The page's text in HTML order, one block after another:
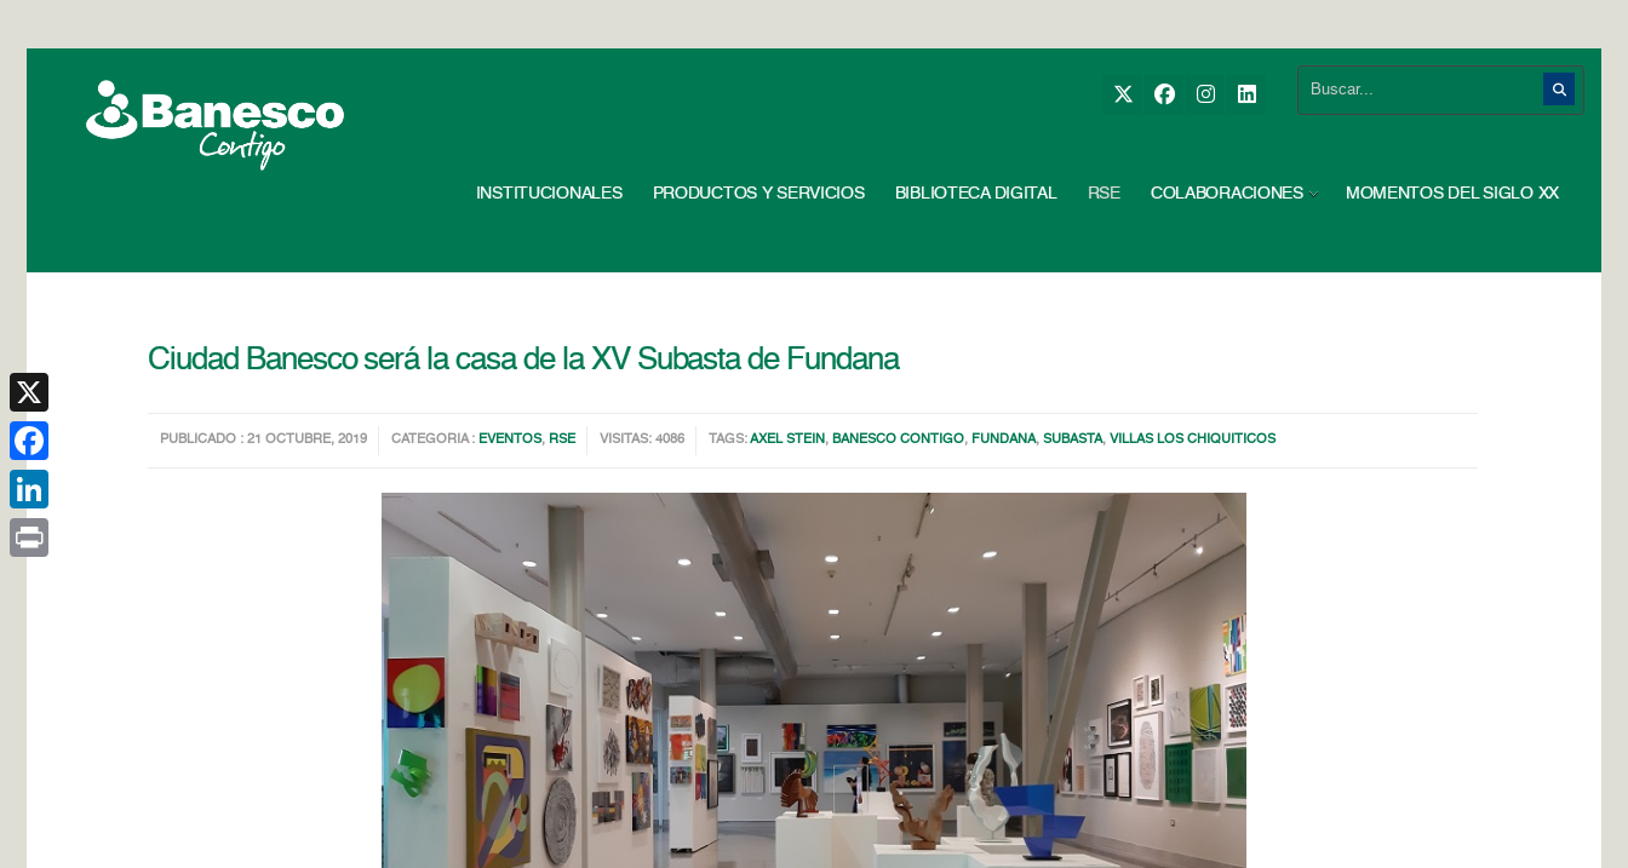
INSTITUCIONALES PRODUCTOS Y SERVICIOS BIBLIOTECA DIGITAL RSE COLABORACIONES MOMENTOS DEL SIGLO XX
Ciudad Banesco será la casa de la XV Subasta de Fundana
PUBLICADO : 21 OCTUBRE, 2019 CATEGORIA : EVENTOS, RSE VISITAS: 4086 TAGS:AXEL STEIN , BANESCO CONTIGO, FUNDANA,SUBASTA,VILLAS LOS CHIQUITICOS
X
Facebook
LinkedIn